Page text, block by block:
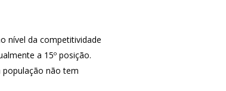
nível da competitividade
a 15º posição.
não tem